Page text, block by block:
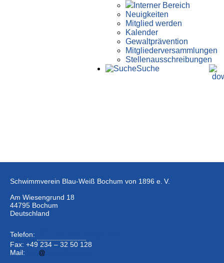
Interner Bereich
Neuigkeiten
Mitglied werden
Kalender
Gewaltprävention
Mitglieder­versammlungen
Stellen­aus­schrei­bungen
Suche
Schwimmverein Blau-Weiß Bochum von 1896 e. V.
Am Wiesengrund 18
44795 Bochum
Deutschland
Telefon:
Fax: +49 234 – 32 50 128
Mail: